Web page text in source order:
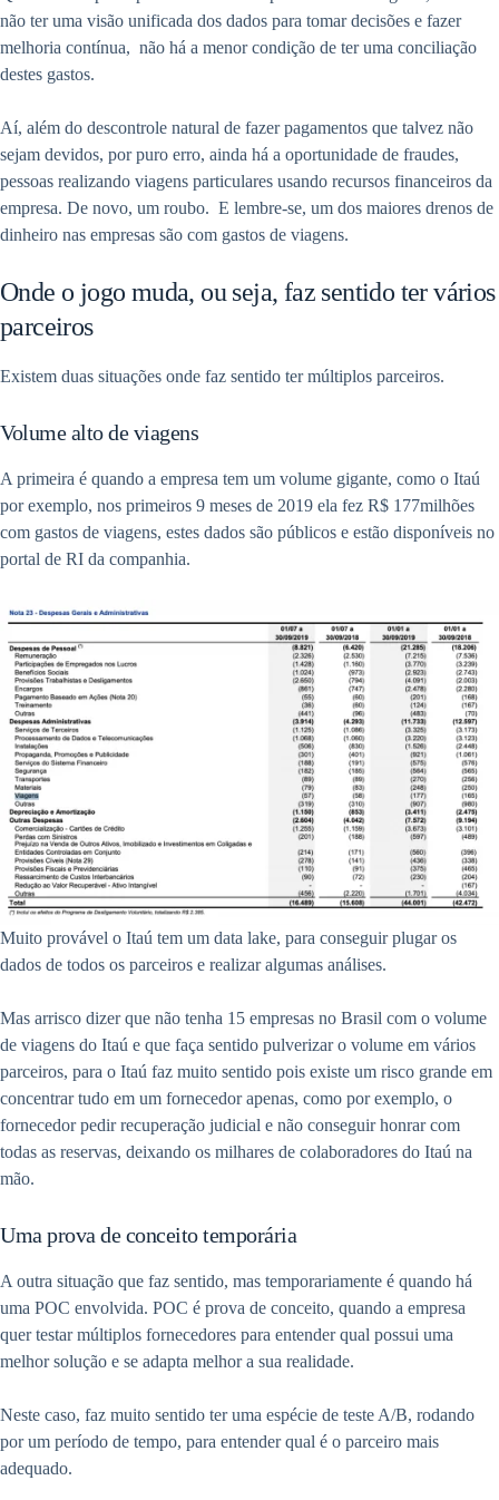
não ter uma visão unificada dos dados para tomar decisões e fazer
melhoria contínua, não há a menor condição de ter uma conciliação
destes gastos.
Aí, além do descontrole natural de fazer pagamentos que talvez não
sejam devidos, por puro erro, ainda há a oportunidade de fraudes,
pessoas realizando viagens particulares usando recursos financeiros da
empresa. De novo, um roubo. E lembre-se, um dos maiores drenos de
dinheiro nas empresas são com gastos de viagens.
Onde o jogo muda, ou seja, faz sentido ter vários
parceiros
Existem duas situações onde faz sentido ter múltiplos parceiros.
Volume alto de viagens
A primeira é quando a empresa tem um volume gigante, como o Itaú
por exemplo, nos primeiros 9 meses de 2019 ela fez R$ 177milhões
com gastos de viagens, estes dados são públicos e estão disponíveis no
portal de RI da companhia.
Muito provável o Itaú tem um data lake, para conseguir plugar os
dados de todos os parceiros e realizar algumas análises.
Mas arrisco dizer que não tenha 15 empresas no Brasil com o volume
de viagens do Itaú e que faça sentido pulverizar o volume em vários
parceiros, para o Itaú faz muito sentido pois existe um risco grande em
concentrar tudo em um fornecedor apenas, como por exemplo, o
fornecedor pedir recuperação judicial e não conseguir honrar com
todas as reservas, deixando os milhares de colaboradores do Itaú na
mão.
Uma prova de conceito temporária
A outra situação que faz sentido, mas temporariamente é quando há
uma POC envolvida. POC é prova de conceito, quando a empresa
quer testar múltiplos fornecedores para entender qual possui uma
melhor solução e se adapta melhor a sua realidade.
Neste caso, faz muito sentido ter uma espécie de teste A/B, rodando
por um período de tempo, para entender qual é o parceiro mais
adequado.